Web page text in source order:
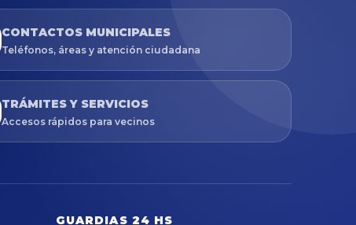
CONTACTOS MUNICIPALES
Teléfonos, áreas y atención ciudadana
TRÁMITES Y SERVICIOS
Accesos rápidos para vecinos
GUARDIAS 24 HS